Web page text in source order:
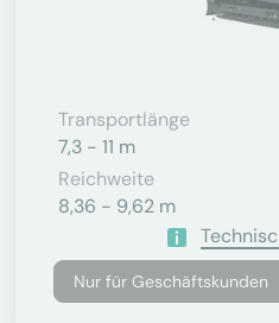
Transportlänge
7,3 - 11 m
Reichweite
8,36 - 9,62 m
Nur für Geschäftskunden